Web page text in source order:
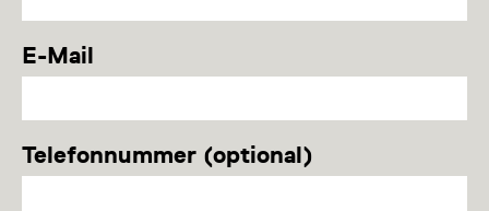
E-Mail
Telefonnummer (optional)